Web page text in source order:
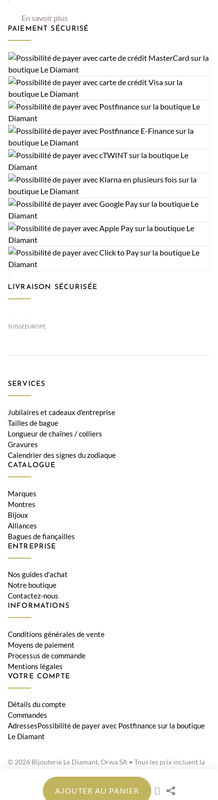
AJOUTER AU PANIER
En savoir plus
PAIEMENT SÉCURISÉ
LIVRAISON SÉCURISÉE
SUISSEEUROPE
SERVICES
Jubilaires et cadeaux d'entreprise
Tailles de bague
Longueur de chaînes / colliers
Gravures
Calendrier des signes du zodiaque
CATALOGUE
Marques
Montres
Bijoux
Alliances
Bagues de fiançailles
ENTREPRISE
Nos guides d'achat
Notre boutique
Contactez-nous
INFORMATIONS
Conditions générales de vente
Moyens de paiement
Processus de commande
Mentions légales
VOTRE COMPTE
Détails du compte
Commandes
AdressesPossibilité de payer avec Postfinance sur la boutique
Le Diamant
© 2026 Bijouterie Le Diamant, Orwa SA • Tous les prix incluent la